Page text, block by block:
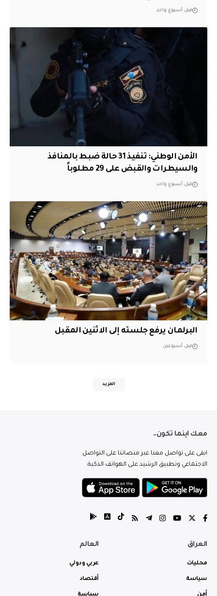
قبل أسبوع واحد
الأمن الوطني: تنفيذ 31 حالة ضبط بالمنافذ
والسيطرات والقبض على 29 مطلوباً
قبل أسبوع واحد
البرلمان يرفع جلسته إلى الاثنين المقبل
قبل أسبوعين
المزيد
معك اينما تكون..
ابقى على تواصل معنا عبر منصاتنا على التواصل
الاجتماعي وتطبيق الرشيد على الهواتف الذكية.
العراق
محليات
سياسة
العالم
عربي ودولي
أقتصاد